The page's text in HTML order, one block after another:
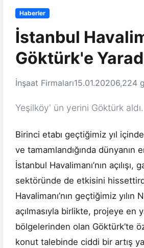
Haberler
İstanbul
Göktürk'e
İnşaat Firmaları15.01.20206,224
Yeşilköy' ün yerini Göktürk aldı.
Birinci etabı geçtiğimiz yıl
ve tamamlandığında dünyanın
İstanbul Havalimanı’nın açılışı,
sektöründe de etkisini
Havalimanı’nın geçtiğimiz yılın
açılmasıyla birlikte, projeye en
bölgelerinden olan Göktürk’te
konut talebinde ciddi bir artış